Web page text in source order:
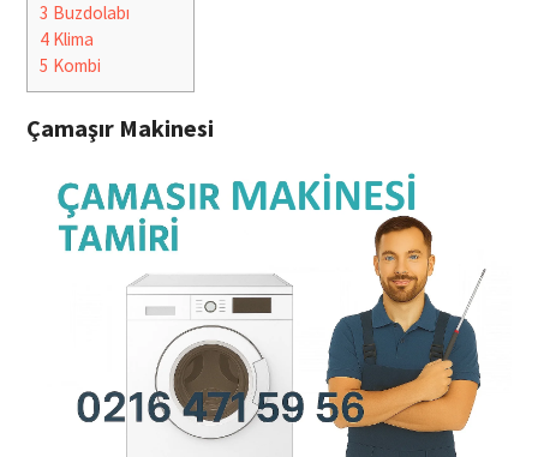
3 Buzdolabı
4Klima
5 Kombi
Çamaşır Makinesi